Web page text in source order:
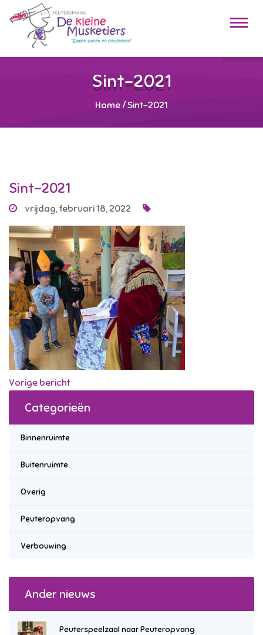
Sint-2021
Home /Sint-2021
Sint-2021
vrijdag, februari 18, 2022
Vorige bericht
Categorieën
Binnenruimte
Buitenruimte
Overig
Peuteropvang
Verbouwing
Ander nieuws
Peuterspeelzaal naar Peuteropvang